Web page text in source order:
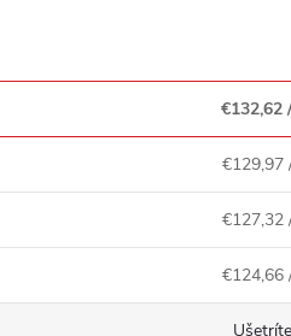
€132,62
€129,97
€127,32
€124,66
Ušetríte